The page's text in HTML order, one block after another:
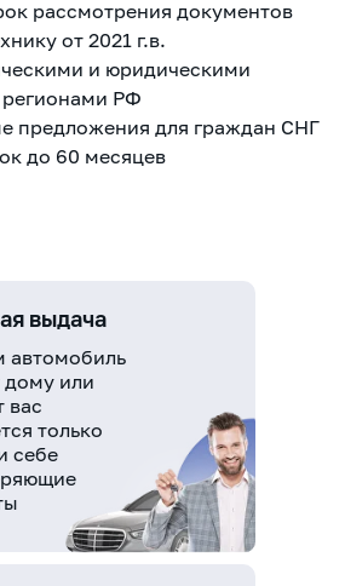
рассмотрения документов
от 2021 г.в.
и юридическими
РФ
предложения для граждан СНГ
до 60 месяцев
автомобиль
или
вас
только
себе
выдача